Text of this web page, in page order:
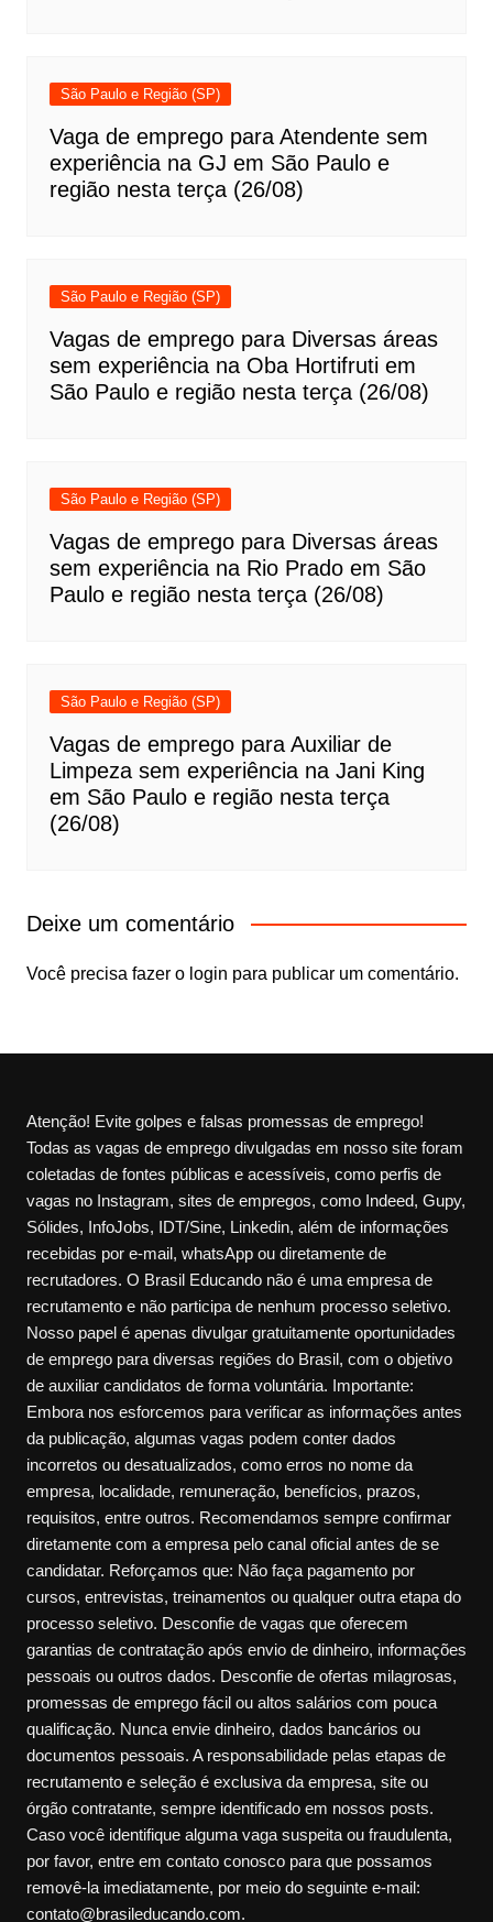
São Paulo e Região (SP)
Vaga de emprego para Atendente sem
experiência na GJ em São Paulo e
região nesta terça (26/08)
São Paulo e Região (SP)
Vagas de emprego para Diversas áreas
sem experiência na Oba Hortifruti em
São Paulo e região nesta terça (26/08)
São Paulo e Região (SP)
Vagas de emprego para Diversas áreas
sem experiência na Rio Prado em São
Paulo e região nesta terça (26/08)
São Paulo e Região (SP)
Vagas de emprego para Auxiliar de
Limpeza sem experiência na Jani King
em São Paulo e região nesta terça
(26/08)
Deixe um comentário
Você precisa fazer o login para publicar um comentário.
Atenção! Evite golpes e falsas promessas de emprego!
Todas as vagas de emprego divulgadas em nosso site foram
coletadas de fontes públicas e acessíveis, como perfis de
vagas no Instagram, sites de empregos, como Indeed, Gupy,
Sólides, InfoJobs, IDT/Sine, Linkedin, além de informações
recebidas por e-mail, whatsApp ou diretamente de
recrutadores. O Brasil Educando não é uma empresa de
recrutamento e não participa de nenhum processo seletivo.
Nosso papel é apenas divulgar gratuitamente oportunidades
de emprego para diversas regiões do Brasil, com o objetivo
de auxiliar candidatos de forma voluntária. Importante:
Embora nos esforcemos para verificar as informações antes
da publicação, algumas vagas podem conter dados
incorretos ou desatualizados, como erros no nome da
empresa, localidade, remuneração, benefícios, prazos,
requisitos, entre outros. Recomendamos sempre confirmar
diretamente com a empresa pelo canal oficial antes de se
candidatar. Reforçamos que: Não faça pagamento por
cursos, entrevistas, treinamentos ou qualquer outra etapa do
processo seletivo. Desconfie de vagas que oferecem
garantias de contratação após envio de dinheiro, informações
pessoais ou outros dados. Desconfie de ofertas milagrosas,
promessas de emprego fácil ou altos salários com pouca
qualificação. Nunca envie dinheiro, dados bancários ou
documentos pessoais. A responsabilidade pelas etapas de
recrutamento e seleção é exclusiva da empresa, site ou
órgão contratante, sempre identificado em nossos posts.
Caso você identifique alguma vaga suspeita ou fraudulenta,
por favor, entre em contato conosco para que possamos
removê-la imediatamente, por meio do seguinte e-mail:
contato@brasileducando.com.